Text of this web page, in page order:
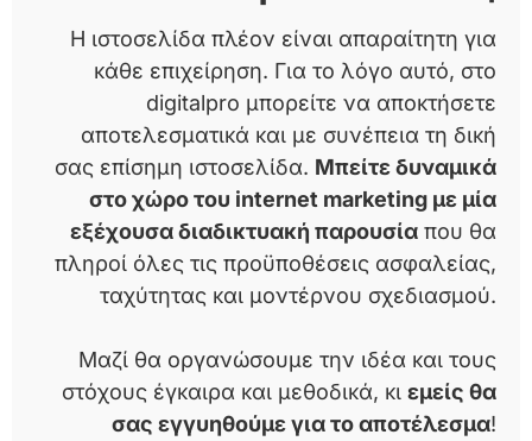
Σας παρέχουμε ένα ολοκληρωμένο
πακέτο σύγχρονων υπηρεσιών, με
στόχο της ενίσχυση της διαδικτυακής
σας παρουσίας.
Η ιστοσελίδα πλέον είναι απαραίτητη για
κάθε επιχείρηση. Για το λόγο αυτό, στο
digitalpro μπορείτε να αποκτήσετε
αποτελεσματικά και με συνέπεια τη δική
σας επίσημη ιστοσελίδα. Μπείτε δυναμικά
στο χώρο του internet marketing με μία
εξέχουσα διαδικτυακή παρουσία που θα
πληροί όλες τις προϋποθέσεις ασφαλείας,
ταχύτητας και μοντέρνου σχεδιασμού.
Μαζί θα οργανώσουμε την ιδέα και τους
στόχους έγκαιρα και μεθοδικά, κι εμείς θα
σας εγγυηθούμε για το αποτέλεσμα!